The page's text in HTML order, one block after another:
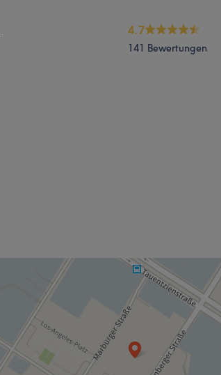
4.7
141 Bewertungen